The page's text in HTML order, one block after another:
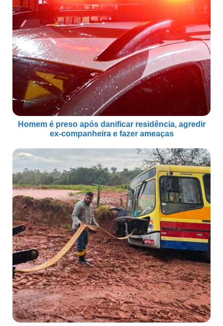
Homem é preso após danificar residência, agredir
ex-companheira e fazer ameaças